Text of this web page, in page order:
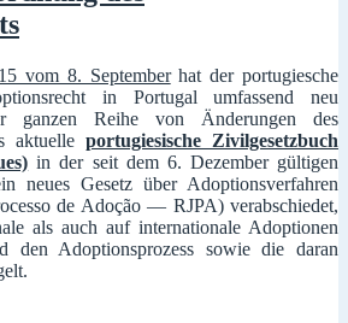
vom 8. Septemberhat der portugiesche
in Portugal umfassend neu
ganzen Reihe von Änderungen des
aktuelle portugiesische Zivilgesetzbuch
in der seit dem 6. Dezember gültigen
Gesetz über Adoptionsverfahren
de Adoção — RJPA) verabschiedet,
als auch auf internationale Adoptionen
den Adoptionsprozess sowie die daran